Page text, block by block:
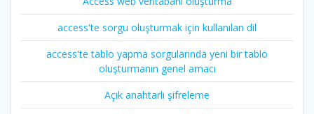
access'te sorgu oluşturmak için kullanılan dil
access'te tablo yapma sorgularında yeni bir tablo
oluşturmanın genel amacı
Açık anahtarlı şifreleme